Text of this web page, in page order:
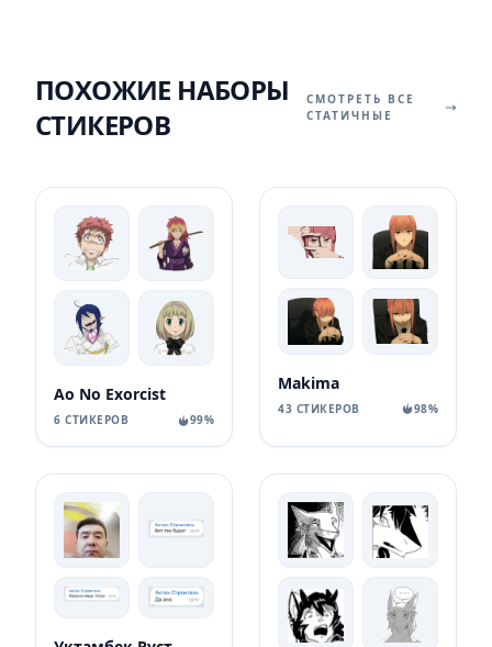
ПОХОЖИЕ НАБОРЫ
СТИКЕРОВ
СМОТРЕТЬ ВСЕ
СТАТИЧНЫЕ
Ao No Exorcist
6 СТИКЕРОВ 99%
Makima
43 СТИКЕРОВ 98%